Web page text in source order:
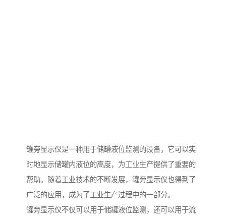
罐旁显示仪是一种用于储罐液位监测的设备，它可以实
时地显示储罐内液位的高度，为工业生产提供了重要的
帮助。随着工业技术的不断发展，罐旁显示仪也得到了
广泛的应用，成为了工业生产过程中的一部分。
罐旁显示仪不仅可以用于储罐液位监测，还可以用于流